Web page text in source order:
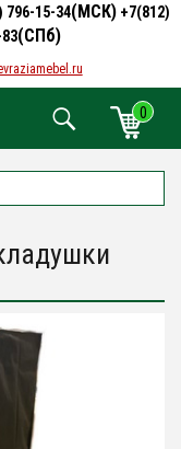
796-15-34(МСК) +7(812)
(СПб)
0